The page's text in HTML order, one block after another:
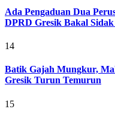
Ada Pengaduan Dua
DPRD Gresik Bakal
14
Batik Gajah Mungkur,
Gresik Turun Temurun
15